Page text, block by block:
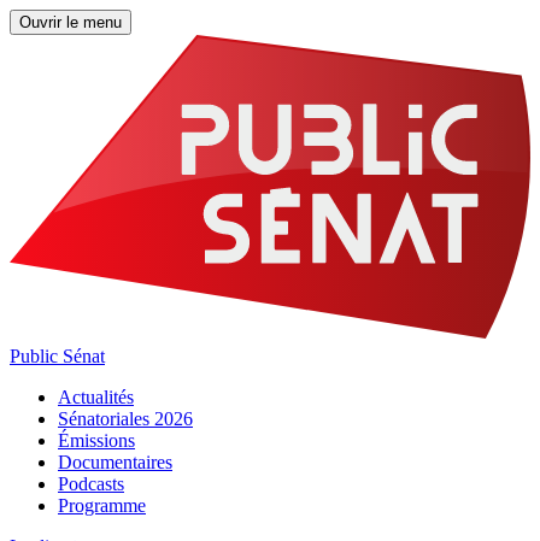
Ouvrir le menu
Public Sénat
Actualités
Sénatoriales 2026
Émissions
Documentaires
Podcasts
Programme